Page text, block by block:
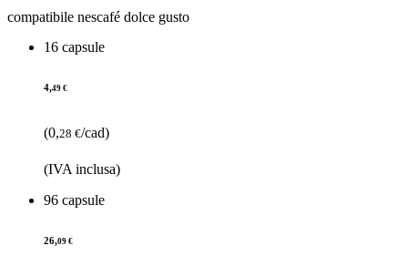
compatibile nescafé dolce gusto
16 capsule
4,49 €
(0,28 €/cad)
(IVA inclusa)
96 capsule
26,09 €